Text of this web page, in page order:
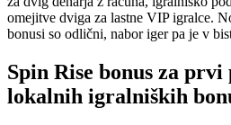
omejitve dviga za lastne VIP igralce.
bonusi so odlični, nabor iger pa je v
Spin Rise bonus za prvi
lokalnih igralniških